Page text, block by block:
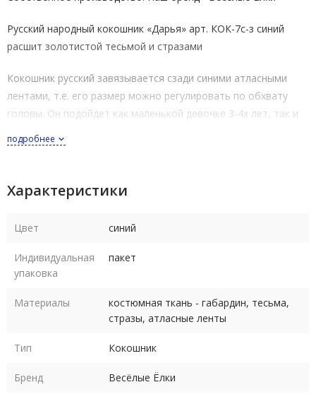
Русский народный кокошник «Дарья» арт. КОК-7с-з синий
расшит золотистой тесьмой и стразами
Кокошник русский завязывается сзади синими атласными
лентами, т.е. его размер можно регулировать по обхвату
головы. Он подойдет как маленькой девочке 3-4х лет, так и
транспортировке, при этом технология производства
подробнее
Характеристики
Цвет синий
Индивидуальная
упаковка
пакет
Материалы
костюмная ткань - габардин, тесьма,
стразы, атласные ленты
Тип Кокошник
Бренд Весёлые Ёлки